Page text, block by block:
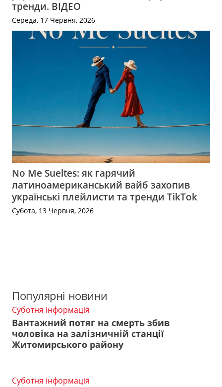
тренди. ВІДЕО
Середа, 17 Червня, 2026
No Me Sueltes: як гарячий
латиноамериканський вайб захопив
українські плейлисти та тренди TikTok
Субота, 13 Червня, 2026
Популярні новини
Суботня інформація
Вантажний потяг на смерть збив
чоловіка на залізничній станції
Житомирського району
Суботня інформація